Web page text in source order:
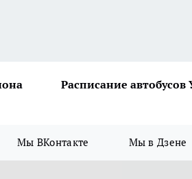
Расписание автобусов
Мы ВКонтакте Мы в Дзене